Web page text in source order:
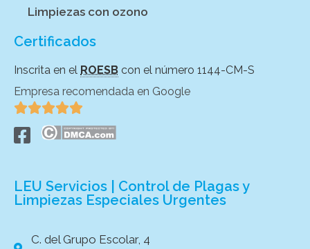
Limpiezas con ozono
Certificados
Inscrita en el ROESB con el número 1144-CM-S
Empresa recomendada en Google

LEU Servicios | Control de Plagas y
Limpiezas Especiales Urgentes
C. del Grupo Escolar, 4